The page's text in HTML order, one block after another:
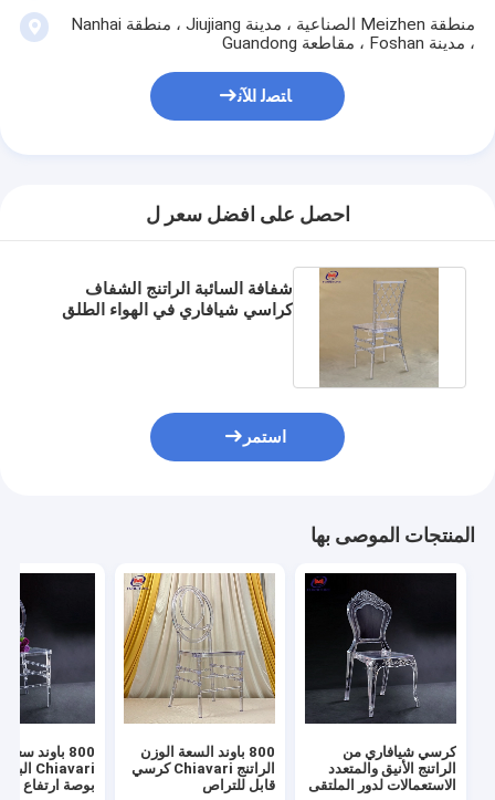
منطقة Meizhen الصناعية ، مدينة Jiujiang ، منطقة Nanhai
، مدينة Foshan ، مقاطعة Guandong
ﺎﺘﺼﻟ ﺍﻶﻧ
احصل على افضل سعر ل
شفافة السائبة الراتنج الشفاف
كراسي شيافاري في الهواء الطلق
استمر
المنتجات الموصى بها
كرسي شيافاري من
الراتنج الأنيق والمتعدد
الاستعمالات لدور الملتقى
800 باوند السعة الوزن
الراتنج Chiavari كرسي
قابل للتراص
800 باوند سعة
بوصة ارتفاع